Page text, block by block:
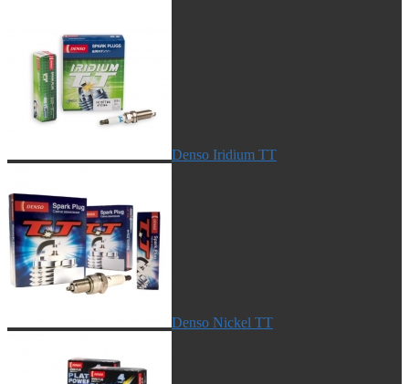
Denso Iridium TT
Denso Nickel TT